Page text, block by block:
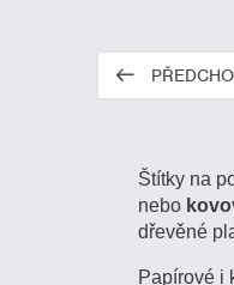
Štítky na
nebo
dřevěné
Papírové i